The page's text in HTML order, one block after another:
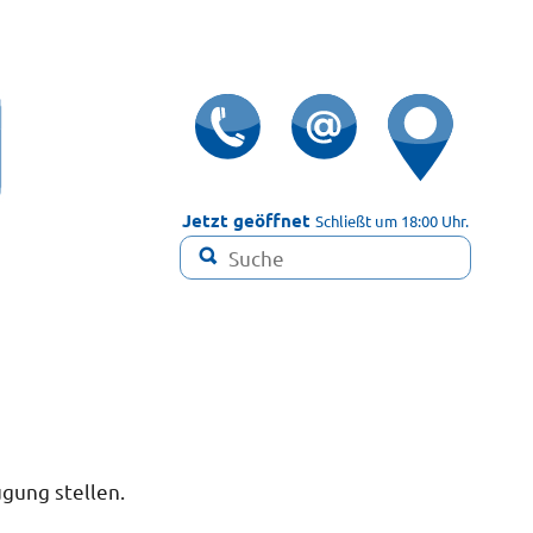
Jetzt geöffnet Schließt um 18:00 Uhr.


stellen.